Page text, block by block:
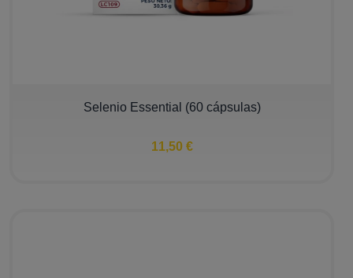
Selenio Essential (60 cápsulas)
11,50 €